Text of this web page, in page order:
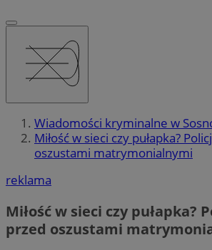
Wiadomości kryminalne w
Miłość w sieci czy pułapka?
oszustami matrymonialnymi
reklama
Miłość w sieci czy pułapka?
przed oszustami